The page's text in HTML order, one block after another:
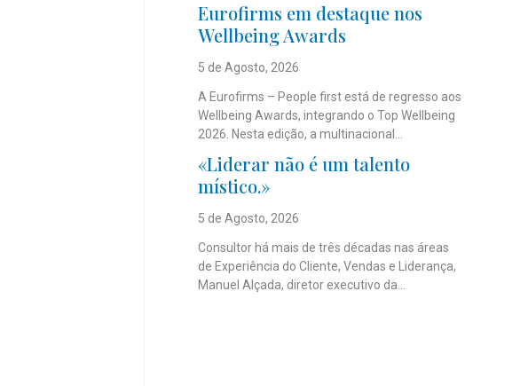
Eurofirms em destaque nos
Wellbeing Awards
5 de Agosto, 2026
A Eurofirms – People first está de regresso aos
Wellbeing Awards, integrando o Top Wellbeing
2026. Nesta edição, a multinacional...
«Liderar não é um talento
místico.»
5 de Agosto, 2026
Consultor há mais de três décadas nas áreas
de Experiência do Cliente, Vendas e Liderança,
Manuel Alçada, diretor executivo da...